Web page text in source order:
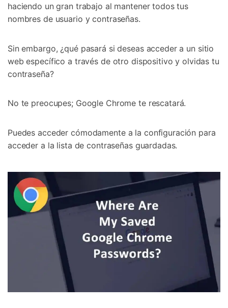
haciendo un gran trabajo al mantener todos tus
nombres de usuario y contraseñas.
Sin embargo, ¿qué pasará si deseas acceder a un sitio
web específico a través de otro dispositivo y olvidas tu
contraseña?
No te preocupes; Google Chrome te rescatará.
Puedes acceder cómodamente a la configuración para
acceder a la lista de contraseñas guardadas.